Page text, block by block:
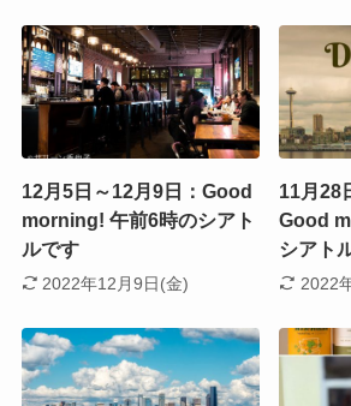
12月5日～12月9日：Good
morning! 午前6時のシアト
ルです
2022年12月9日(金)
11月28
Good
シアト
2022